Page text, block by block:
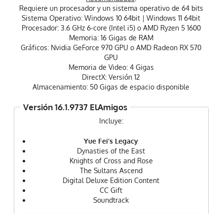
Requiere un procesador y un sistema operativo de 64 bits
Sistema Operativo: Windows 10 64bit | Windows 11 64bit
Procesador: 3.6 GHz 6-core (Intel i5) o AMD Ryzen 5 1600
Memoria: 16 Gigas de RAM
Gráficos: Nvidia GeForce 970 GPU o AMD Radeon RX 570
GPU
Memoria de Video: 4 Gigas
DirectX: Versión 12
Almacenamiento: 50 Gigas de espacio disponible
Versión 16.1.9737 ElAmigos
Incluye:
Yue Fei’s Legacy
Dynasties of the East
Knights of Cross and Rose
The Sultans Ascend
Digital Deluxe Edition Content
CC Gift
Soundtrack